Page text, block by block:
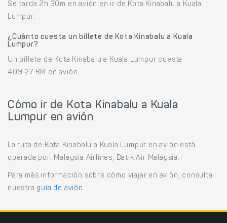
Se tarda 2h 30m en avión en ir de Kota Kinabalu a Kuala
Lumpur.
¿Cuánto cuesta un billete de Kota Kinabalu a Kuala
Lumpur?
Un billete de Kota Kinabalu a Kuala Lumpur cuesta
409.27 RM en avión.
Cómo ir de Kota Kinabalu a Kuala
Lumpur en avión
La ruta de Kota Kinabalu a Kuala Lumpur en avión está
operada por: Malaysia Airlines, Batik Air Malaysia.
Para más información sobre cómo viajar en avión, consulta
nuestra guía de avión .